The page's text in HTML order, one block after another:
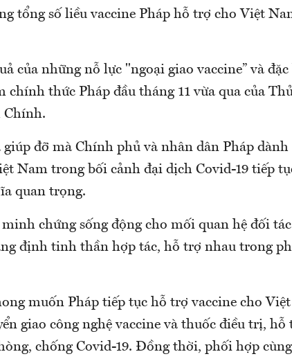
tổng số liều vaccine Pháp hỗ trợ cho Việt
của những nỗ lực "ngoại giao vaccine” và
chính thức Pháp đầu tháng 11 vừa qua của
Chính.
giúp đỡ mà Chính phủ và nhân dân Pháp
Nam trong bối cảnh đại dịch Covid-19 tiếp
quan trọng.
chứng sống động cho mối quan hệ đối
định tinh thần hợp tác, hỗ trợ nhau trong
muốn Pháp tiếp tục hỗ trợ vaccine cho
giao công nghệ vaccine và thuốc điều trị,
chống Covid-19. Đồng thời, phối hợp